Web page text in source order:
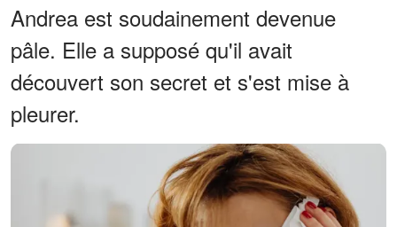
Andrea est soudainement devenue
pâle. Elle a supposé qu'il avait
découvert son secret et s'est mise à
pleurer.